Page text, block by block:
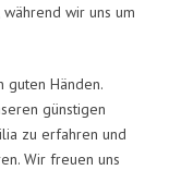
wir uns um
guten Händen.
günstigen
zu erfahren und
Wir freuen uns